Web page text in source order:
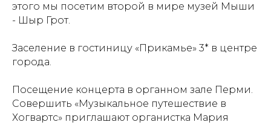
этого мы посетим второй в мире музей Мыши
- Шыр Грот.
Заселение в гостиницу «Прикамье» 3* в центре
города.
Посещение концерта в органном зале Перми.
Совершить «Музыкальное путешествие в
Хогвартс» приглашают органистка Мария